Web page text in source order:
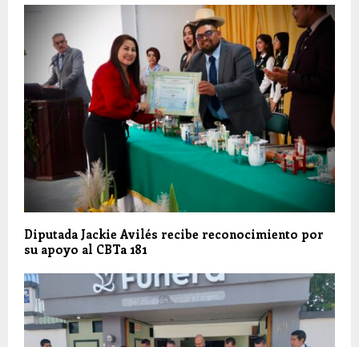
Diputada Jackie Avilés recibe reconocimiento por
su apoyo al CBTa 181